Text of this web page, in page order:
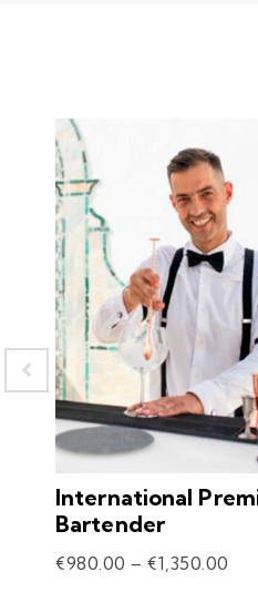
International
Bartender
€980.00 – €1,350.00